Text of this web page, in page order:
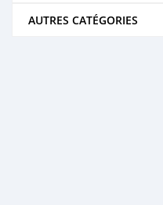
AUTRES CATÉGORIES